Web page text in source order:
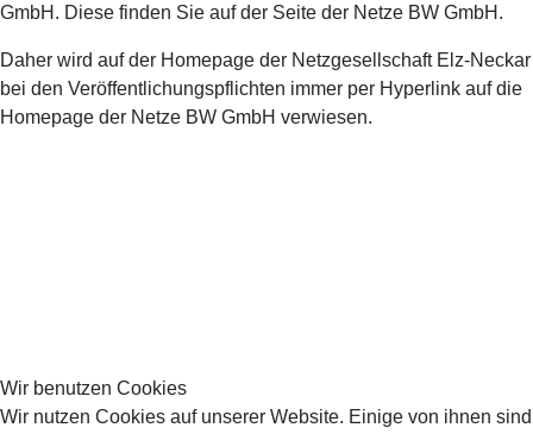
GmbH. Diese finden Sie auf der Seite der Netze BW GmbH.
Daher wird auf der Homepage der Netzgesellschaft Elz-Neckar
bei den Veröffentlichungspflichten immer per Hyperlink auf die
Homepage der Netze BW GmbH verwiesen.
Wir benutzen Cookies
Wir nutzen Cookies auf unserer Website. Einige von ihnen sind